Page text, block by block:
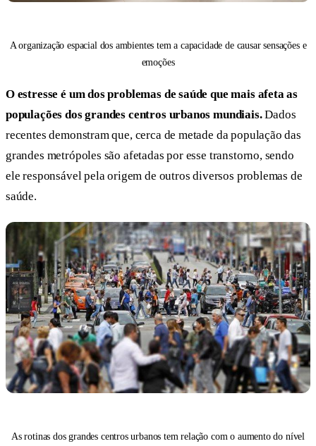
A organização espacial dos ambientes tem a capacidade de causar sensações e
emoções
O estresse é um dos problemas de saúde que mais afeta as
populações dos grandes centros urbanos mundiais.Dados
recentes demonstram que, cerca de metade da população das
grandes metrópoles são afetadas por esse transtorno, sendo
ele responsável pela origem de outros diversos problemas de
saúde.
As rotinas dos grandes centros urbanos tem relação com o aumento do nível